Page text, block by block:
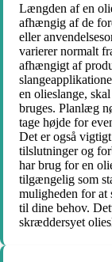
Længden af en
afhængig af de
eller
varierer normalt
afhængigt af
en olieslange,
bruges. Planlæg
tage højde for
Det er også
tilslutninger og
har brug for en
tilgængelig som
muligheden for
til dine behov.
skræddersyet